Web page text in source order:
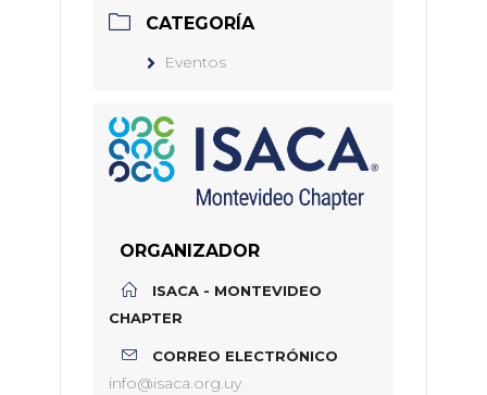
CATEGORÍA
Eventos
ORGANIZADOR
ISACA - MONTEVIDEO
CHAPTER
CORREO ELECTRÓNICO
info@isaca.org.uy